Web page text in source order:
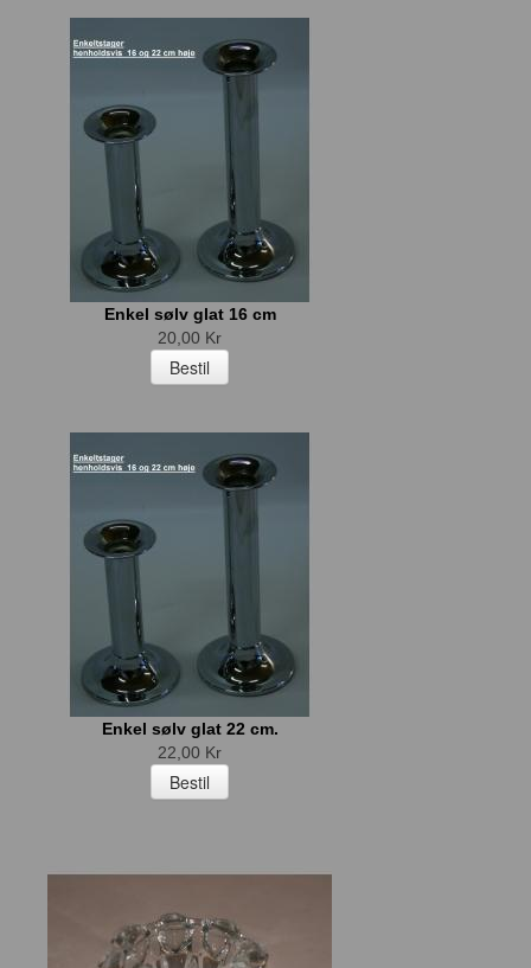
Enkel sølv glat 16 cm
20,00 Kr
Enkel sølv glat 22 cm.
22,00 Kr